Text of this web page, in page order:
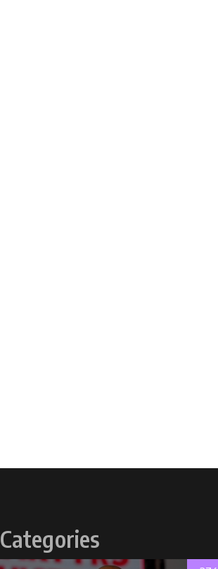
Categories